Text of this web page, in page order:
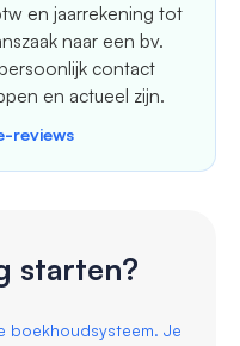
en jaarrekening tot
naar een bv.
contact
en actueel zijn.
reviews
starten?
Je